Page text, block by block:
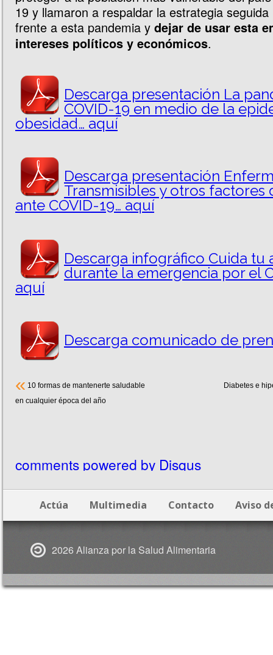
19 y llamaron a respaldar la estrategia
frente a esta pandemia y dejar de usar esta
intereses políticos y económicos.
Descarga presentación La
COVID-19 en medio de la
obesidad… aquí
Descarga presentación
Transmisibles y otros factores
ante COVID-19… aquí
Descarga infográfico Cuida tu
durante la emergencia por el
aquí
Descarga comunicado de
Diabetes e
« 10 formas de mantenerte saludable
en cualquier época del año
comments powered by Disqus
Actúa Multimedia Contacto Aviso
2026 Alianza por la Salud Alimentaria